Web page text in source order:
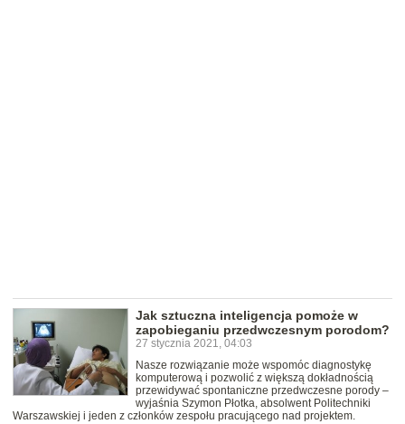
Jak sztuczna inteligencja pomoże w
zapobieganiu przedwczesnym porodom?
27 stycznia 2021, 04:03
Nasze rozwiązanie może wspomóc diagnostykę
komputerową i pozwolić z większą dokładnością
przewidywać spontaniczne przedwczesne porody –
wyjaśnia Szymon Płotka, absolwent Politechniki
Warszawskiej i jeden z członków zespołu pracującego nad projektem.